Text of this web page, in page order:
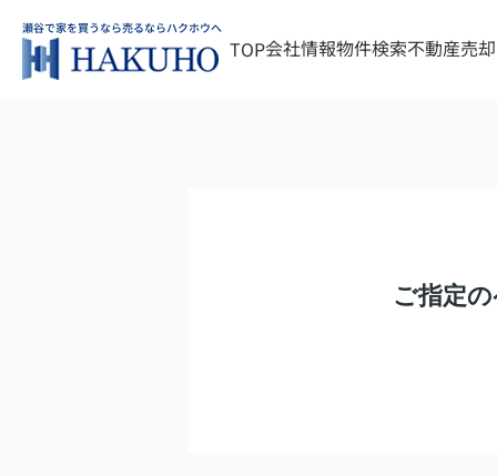
TOP会社情報物件検索不動産売却
ご指定